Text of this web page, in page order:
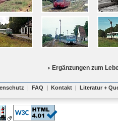
Ergänzungen zum
| FAQ | Kontakt | Literatur +